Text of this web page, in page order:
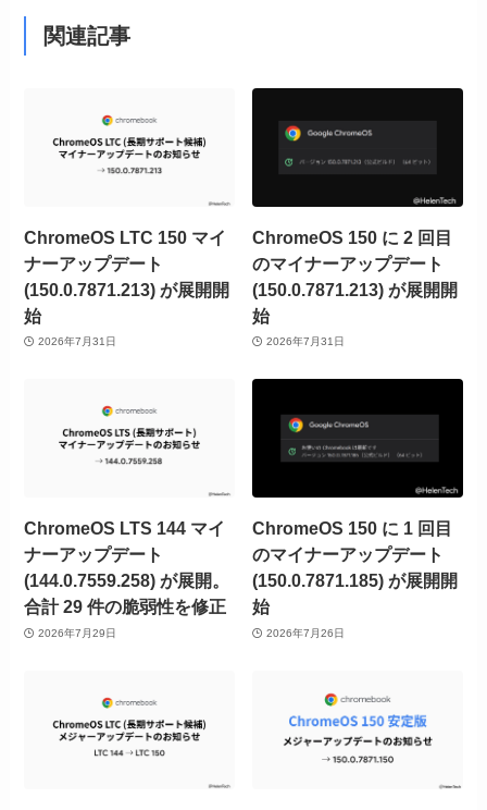
関連記事
ChromeOS LTC 150 マイ
ナーアップデート
(150.0.7871.213) が展開開
始
2026年7月31日
ChromeOS 150 に 2 回目
のマイナーアップデート
(150.0.7871.213) が展開開
始
2026年7月31日
ChromeOS LTS 144 マイ
ナーアップデート
(144.0.7559.258) が展開。
合計 29 件の脆弱性を修正
2026年7月29日
ChromeOS 150 に 1 回目
のマイナーアップデート
(150.0.7871.185) が展開開
始
2026年7月26日